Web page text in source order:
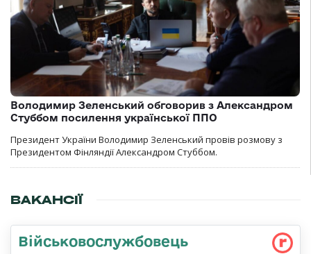
Володимир Зеленський обговорив з Александром
Стуббом посилення української ППО
Президент України Володимир Зеленський провів розмову з
Президентом Фінляндії Александром Стуббом.
ВАКАНСІЇ
Військовослужбовець